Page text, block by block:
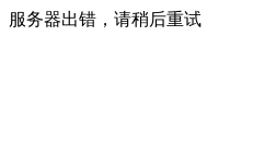
服务器出错，请稍后重试